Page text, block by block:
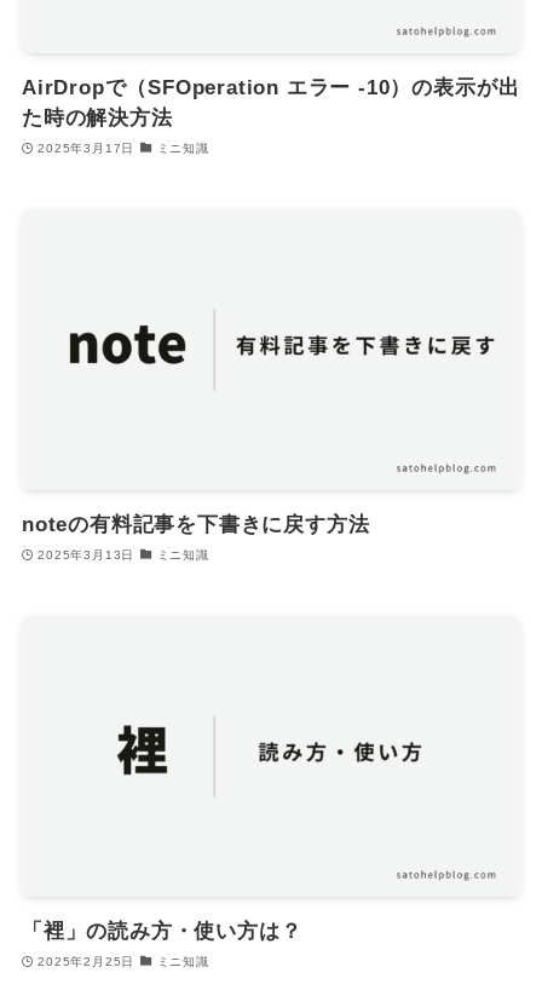
AirDropで（SFOperation エラー -10）の表示が出
た時の解決方法
2025年3月17日 ミニ知識
noteの有料記事を下書きに戻す方法
2025年3月13日 ミニ知識
「裡」の読み方・使い方は？
2025年2月25日 ミニ知識